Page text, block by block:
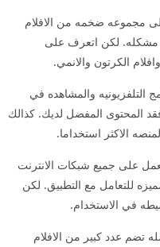
مجموعه ضخمه من الافلام
مشكله. لكن اتعرف على
الكرتون والانمي.
التلفزيونيه والمشاهده في
المحتوى المفضل لديك. كذالك
الاكثر استخداما.
على جميع شبكات الانترنت
للتعامل مع التطبيق. لكن
في الاستخدام.
تضم عدد كبير من الافلام